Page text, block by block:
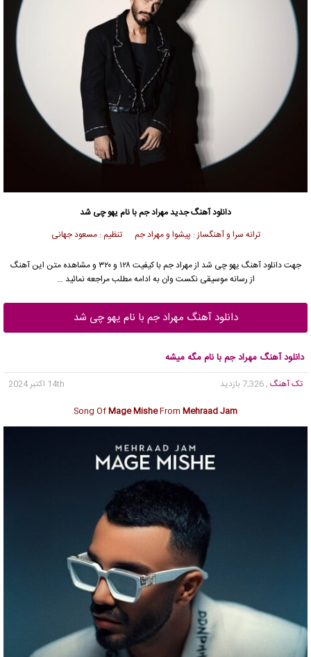
دانلود آهنگ جدیدمهراد جمبا نام یهو چی شد
ترانه سرا و آهنگساز : پیشوا و مهراد جم تنظیم : مسعود جهانی
جهت دانلود آهنگ یهو چی شد ازمهراد جم
با کیفیت ۱۲۸ و ۳۲۰ و مشاهده متن این آهنگ
از رسانه موسیقی نکست وان به ادامه مطلب مراجعه نمائید …
دانلود آهنگ مهراد جم با نام یهو چی شد
دانلود آهنگ مهراد جم با نام مگه میشه
تک آهنگ , 7,326 بازدید
14th اکتبر 2024
Song OfMage MisheFrom Mehraad Jam